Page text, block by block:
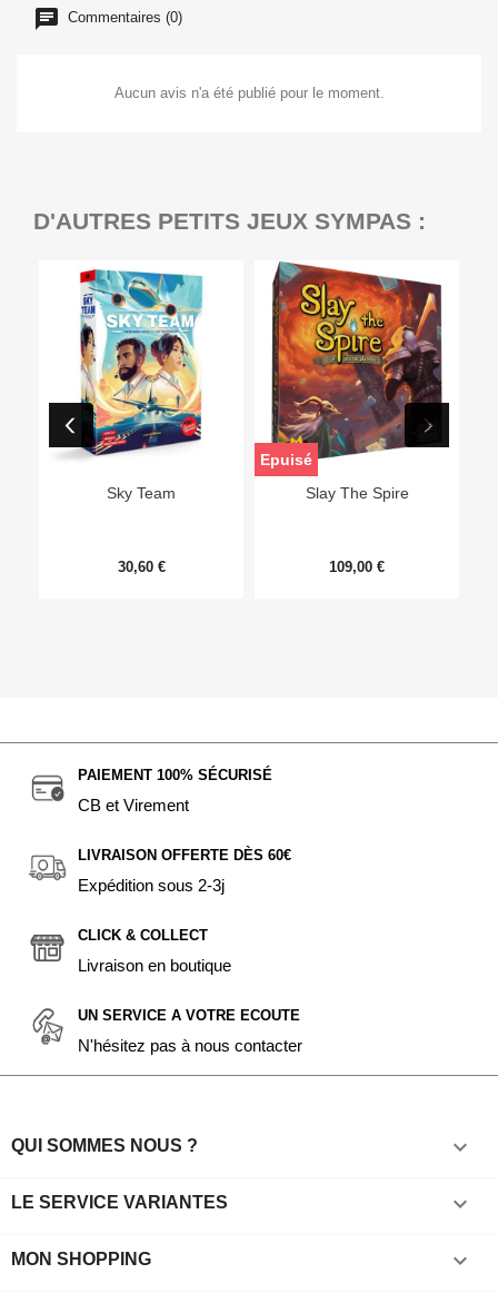
Commentaires (0)
Aucun avis n'a été publié pour le moment.
D'AUTRES PETITS JEUX SYMPAS :
Sky Team
30,60 €
Slay The Spire
109,00 €
Epuisé
PAIEMENT 100% SÉCURISÉ
CB et Virement
LIVRAISON OFFERTE DÈS 60€
Expédition sous 2-3j
CLICK & COLLECT
Livraison en boutique
UN SERVICE A VOTRE ECOUTE
N'hésitez pas à nous contacter
QUI SOMMES NOUS ? 
LE SERVICE VARIANTES 
MON SHOPPING 